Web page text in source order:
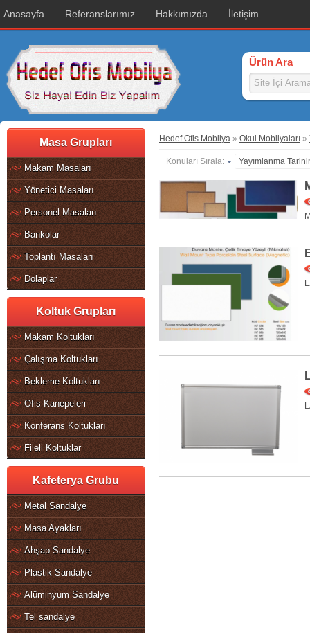
Anasayfa Referanslarımız Hakkımızda İletişim
Ürün Ara
Masa Grupları
Makam Masaları
Yönetici Masaları
Personel Masaları
Bankolar
Toplantı Masaları
Dolaplar
Koltuk Grupları
Makam Koltukları
Çalışma Koltukları
Bekleme Koltukları
Ofis Kanepeleri
Konferans Koltukları
Fileli Koltuklar
Kafeterya Grubu
Metal Sandalye
Masa Ayakları
Ahşap Sandalye
Plastik Sandalye
Alüminyum Sandalye
Tel sandalye
Hedef Ofis Mobilya » Okul Mobilyaları »
Konuları Sırala: Yayımlanma